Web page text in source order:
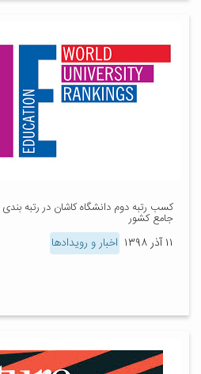
جامع کشور
۱۱ آذر ۱۳۹۸ اخبار و رویدادها